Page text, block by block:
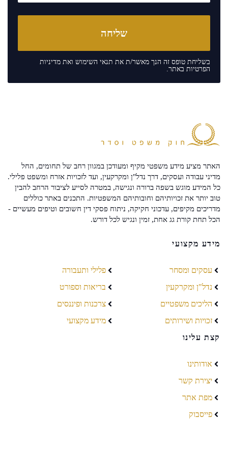
בשליחת טופס זה הנך מאשר/ת את תנאי השימוש ואת מדיניות
הפרטיות באתר.
האתר מציע מידע משפטי מקיף ומעודכן במגוון רחב של תחומים, החל
מדיני עבודה ועסקים, דרך נדל"ן ומקרקעין, ועד לזכויות אזרח ומשפט פלילי.
כל המידע מוגש בשפה ברורה ונגישה, במטרה לסייע לציבור הרחב להבין
טוב יותר את זכויותיהם וחובותיהם המשפטיות. התכנים באתר כוללים
מדריכים מקיפים, עדכוני חקיקה, ניתוח פסקי דין חשובים וטיפים מעשיים -
הכל תחת קורת גג אחת, זמין ונגיש לכל דורש.
מידע מקצועי
עסקים ומסחר
נדל"ן ומקרקעין
הליכים משפטיים
זכויות ושירותים
פלילי ותעבורה
בריאות וספורט
צרכנות ופיננסים
מידע מקצועי
קצת עלינו
אודותינו
יצירת קשר
מפת אתר
פייסבוק